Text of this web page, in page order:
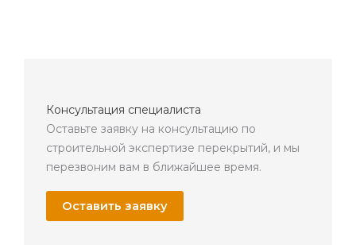
Консультация специалиста
Оставьте заявку на консультацию по
строительной экспертизе перекрытий, и мы
перезвоним вам в ближайшее время.
Оставить заявку